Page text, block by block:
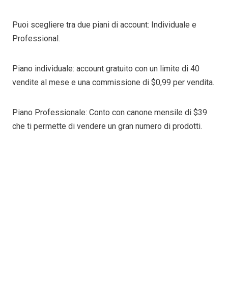
Puoi scegliere tra due piani di account: Individuale e
Professional.
Piano individuale: account gratuito con un limite di 40
vendite al mese e una commissione di $0,99 per vendita.
Piano Professionale: Conto con canone mensile di $39
che ti permette di vendere un gran numero di prodotti.